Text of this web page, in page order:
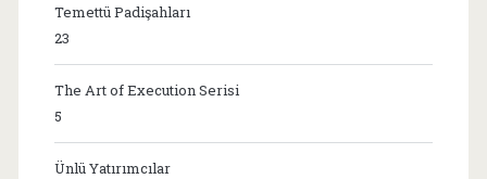
Temettü Padişahları
23
The Art of Execution Serisi
5
Ünlü Yatırımcılar